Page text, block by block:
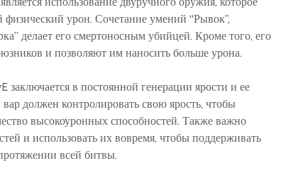
урон. Сочетание умений “Рывок”,
делает его смертоносным убийцей. Кроме того, его
и позволяют им наносить больше урона.
заключается в постоянной генерации ярости и ее
должен контролировать свою ярость, чтобы
высокоуронных способностей. Также важно
и использовать их вовремя, чтобы поддерживать
всей битвы.
World of Warcraft